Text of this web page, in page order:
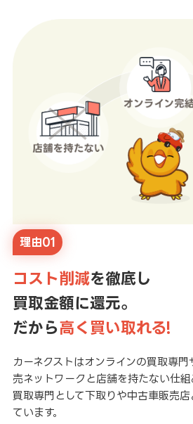
理由01
コスト削減を徹底し
買取金額に還元。
だから高く買い取れる!
カーネクストはオンラインの買取専門
売ネットワークと店舗を持たない仕組
買取専門として下取りや中古車販売
ています。